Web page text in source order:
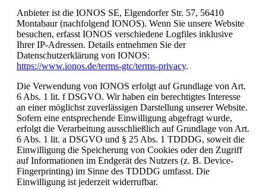
Anbieter ist die IONOS SE, Elgendorfer Str. 57, 56410
Montabaur (nachfolgend IONOS). Wenn Sie unsere Website
besuchen, erfasst IONOS verschiedene Logfiles inklusive
Ihrer IP-Adressen. Details entnehmen Sie der
Datenschutzerklärung von IONOS:
https://www.ionos.de/terms-gtc/terms-privacy.
Die Verwendung von IONOS erfolgt auf Grundlage von Art.
6 Abs. 1 lit. f DSGVO. Wir haben ein berechtigtes Interesse
an einer möglichst zuverlässigen Darstellung unserer Website.
Sofern eine entsprechende Einwilligung abgefragt wurde,
erfolgt die Verarbeitung ausschließlich auf Grundlage von Art.
6 Abs. 1 lit. a DSGVO und § 25 Abs. 1 TDDDG, soweit die
Einwilligung die Speicherung von Cookies oder den Zugriff
auf Informationen im Endgerät des Nutzers (z. B. Device-
Fingerprinting) im Sinne des TDDDG umfasst. Die
Einwilligung ist jederzeit widerrufbar.